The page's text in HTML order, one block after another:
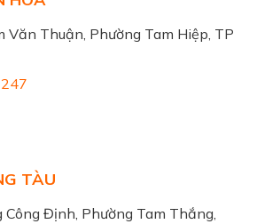
Văn Thuận, Phường Tam Hiệp, TP
TÀU
Công Định, Phường Tam Thắng,